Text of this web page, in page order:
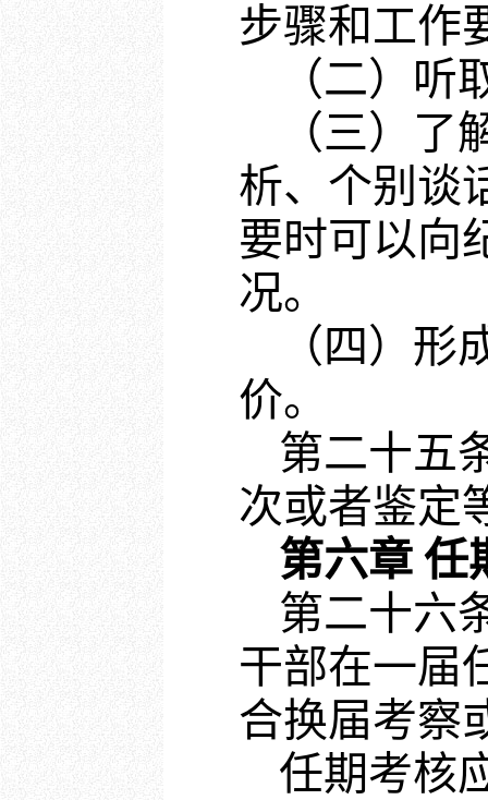
步骤和工作
（二）
（三）
析、个别谈
要时可以向
况。
（四）
价。
第二十五
次或者鉴定
第六章 任
第二十六
干部在一届
合换届考察
任期考核